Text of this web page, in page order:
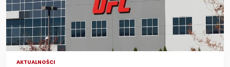
AKTUALNOŚCI